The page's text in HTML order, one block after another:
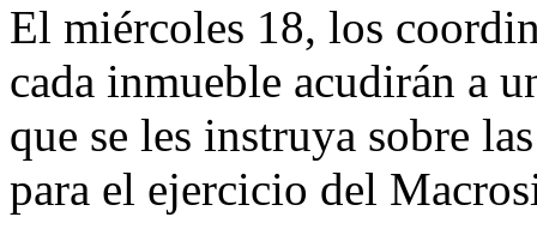
El miércoles 18, los
cada inmueble acudirán a
que se les instruya sobre
para el ejercicio del